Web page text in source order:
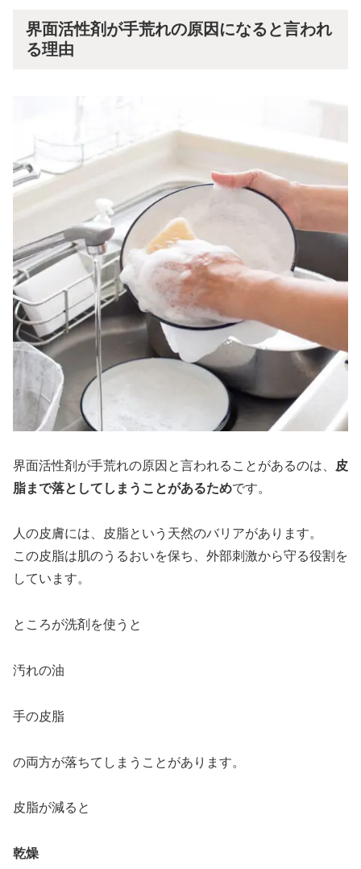
界面活性剤が手荒れの原因になると言われ
る理由
界面活性剤が手荒れの原因と言われることがあるのは、
皮
脂まで落としてしまうことがあるためです。
人の皮膚には、皮脂という天然のバリアがあります。
この皮脂は肌のうるおいを保ち、外部刺激から守る役割を
しています。
ところが洗剤を使うと
汚れの油
手の皮脂
の両方が落ちてしまうことがあります。
皮脂が減ると
乾燥